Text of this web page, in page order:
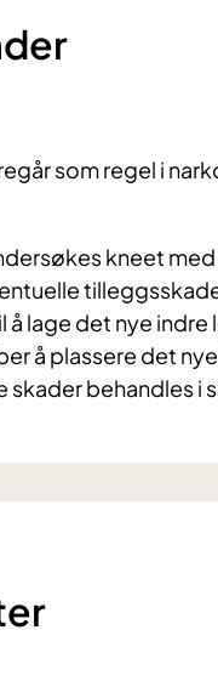
som regel i
kneet
å lage det nye
å plassere det
behandles i